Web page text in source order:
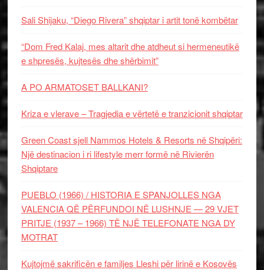
Sali Shijaku, “Diego Rivera” shqiptar i artit tonë kombëtar
“Dom Fred Kalaj, mes altarit dhe atdheut si hermeneutikë
e shpresës, kujtesës dhe shërbimit”
A PO ARMATOSET BALLKANI?
Kriza e vlerave – Tragjedia e vërtetë e tranzicionit shqiptar
Green Coast sjell Nammos Hotels & Resorts në Shqipëri:
Një destinacion i ri lifestyle merr formë në Rivierën
Shqiptare
PUEBLO (1966) / HISTORIA E SPANJOLLES NGA
VALENCIA QË PËRFUNDOI NË LUSHNJE — 29 VJET
PRITJE (1937 – 1966) TË NJË TELEFONATE NGA DY
MOTRAT
Kujtojmë sakrificën e familjes Lleshi për lirinë e Kosovës